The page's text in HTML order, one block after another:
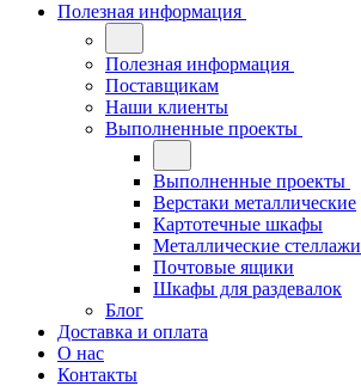
Полезная информация
Полезная информация
Поставщикам
Наши клиенты
Выполненные проекты
Выполненные проекты
Верстаки металлические
Картотечные шкафы
Металлические стеллажи
Почтовые ящики
Шкафы для раздевалок
Блог
Доставка и оплата
О нас
Контакты